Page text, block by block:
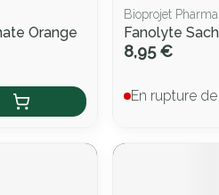
Orange
Bioprojet Pharma
Fanolyte
8,95 €
En rupture